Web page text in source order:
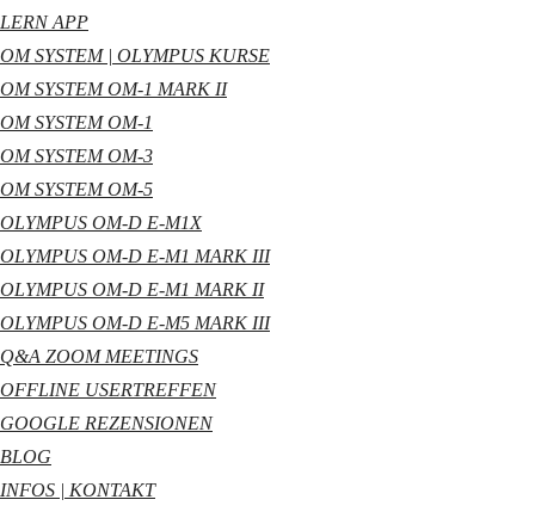
LERN APP
OM SYSTEM | OLYMPUS KURSE
OM SYSTEM OM-1 MARK II
OM SYSTEM OM-1
OM SYSTEM OM-3
OM SYSTEM OM-5
OLYMPUS OM-D E-M1X
OLYMPUS OM-D E-M1 MARK III
OLYMPUS OM-D E-M1 MARK II
OLYMPUS OM-D E-M5 MARK III
Q&A ZOOM MEETINGS
OFFLINE USERTREFFEN
GOOGLE REZENSIONEN
BLOG
INFOS | KONTAKT